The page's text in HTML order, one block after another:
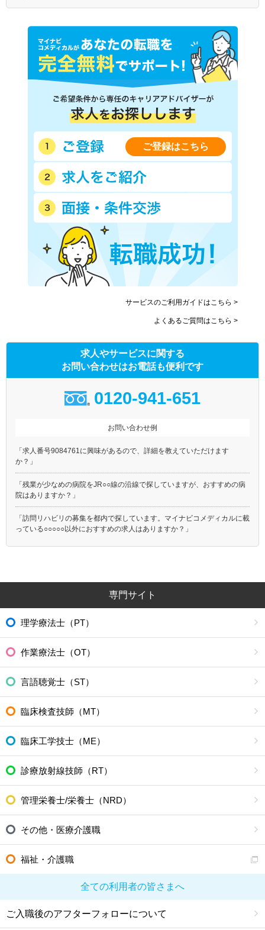
ご登録はこちら
サービスのご利用ガイドはこちら >
よくあるご質問はこちら >
求人やサービスに関する
お問い合わせはお電話も便利です
0120-941-651
お問い合わせ例
「求人番号9084761に興味があるので、詳細を教えていただけます
か？」
「残業が少なめの病院をJR○○線の沿線で探していますが、おすすめの病
院はありますか？」
「訪問リハビリの募集を都内で探しています。マイナビコメディカルに載
っている○○○○○以外におすすめの求人はありますか？」
専門サイト
理学療法士（PT）
作業療法士（OT）
言語聴覚士（ST）
臨床検査技師（MT）
臨床工学技士（ME）
診療放射線技師（RT）
管理栄養士/栄養士（NRD）
その他・医療介護職
福祉・介護職
全ての利用者の皆さまへ
ご入職後のアフターフォローについて